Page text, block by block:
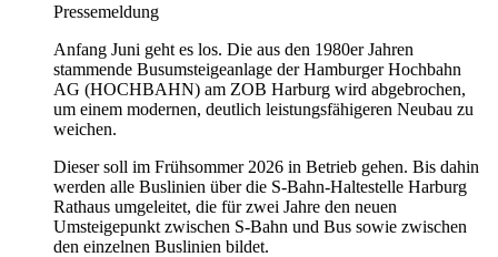
Pressemeldung
Anfang Juni geht es los. Die aus den 1980er Jahren
stammende Busumsteigeanlage der Hamburger Hochbahn
AG (HOCHBAHN) am ZOB Harburg wird abgebrochen,
um einem modernen, deutlich leistungsfähigeren Neubau zu
weichen.
Dieser soll im Frühsommer 2026 in Betrieb gehen. Bis dahin
werden alle Buslinien über die S-Bahn-Haltestelle Harburg
Rathaus umgeleitet, die für zwei Jahre den neuen
Umsteigepunkt zwischen S-Bahn und Bus sowie zwischen
den einzelnen Buslinien bildet.